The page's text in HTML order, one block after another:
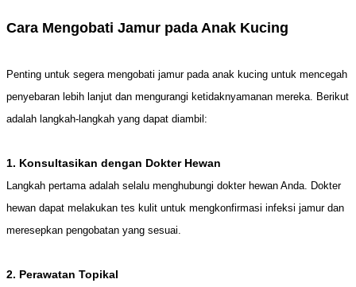
Cara Mengobati Jamur pada Anak Kucing
Penting untuk segera mengobati jamur pada anak kucing untuk mencegah
penyebaran lebih lanjut dan mengurangi ketidaknyamanan mereka. Berikut
adalah langkah-langkah yang dapat diambil:
1. Konsultasikan dengan Dokter Hewan
Langkah pertama adalah selalu menghubungi dokter hewan Anda. Dokter
hewan dapat melakukan tes kulit untuk mengkonfirmasi infeksi jamur dan
meresepkan pengobatan yang sesuai.
2. Perawatan Topikal